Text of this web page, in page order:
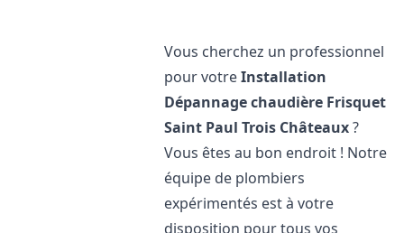
Vous cherchez un professionnel
pour votreInstallation
Dépannage chaudière Frisquet
Saint Paul Trois Châteaux?
Vous êtes au bon endroit ! Notre
équipe de plombiers
expérimentés est à votre
disposition pour tous vos